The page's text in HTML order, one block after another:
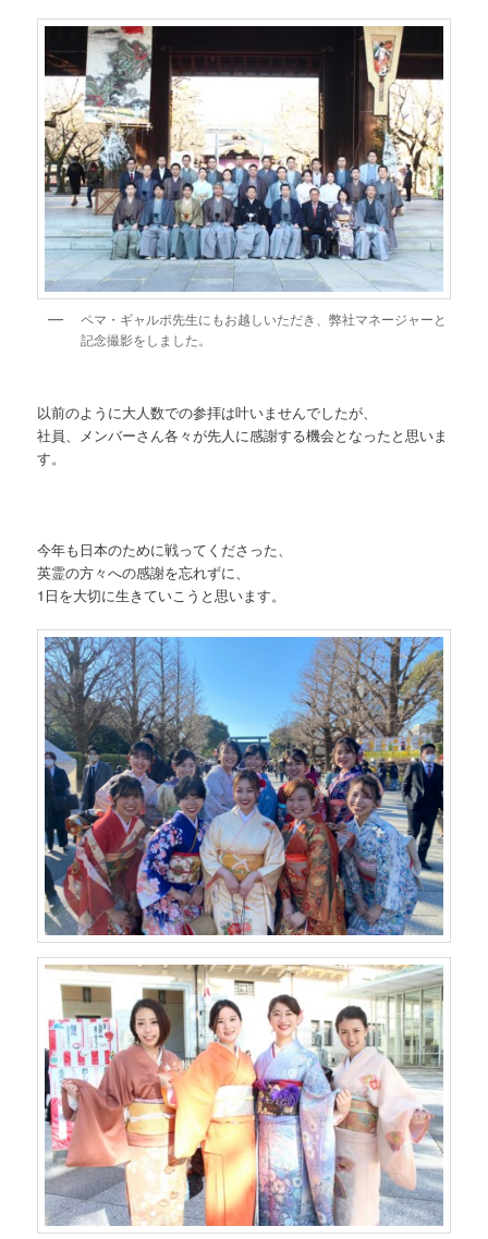
ペマ・ギャルポ先生にもお越しいただき、弊社マネージャーと
記念撮影をしました。
以前のように大人数での参拝は叶いませんでしたが、
社員、メンバーさん各々が先人に感謝する機会となったと思いま
す。
今年も日本のために戦ってくださった、
英霊の方々への感謝を忘れずに、
1日を大切に生きていこうと思います。